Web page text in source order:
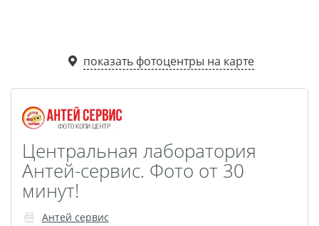
Мультипанно
Фотоколлаж
Фотобокс
Дибонд
Пластификация
Фотопостер
Печать на
показать фотоцентры на карте
Центральная лаборатория
Антей-сервис. Фото от 30
минут!
Антей сервис